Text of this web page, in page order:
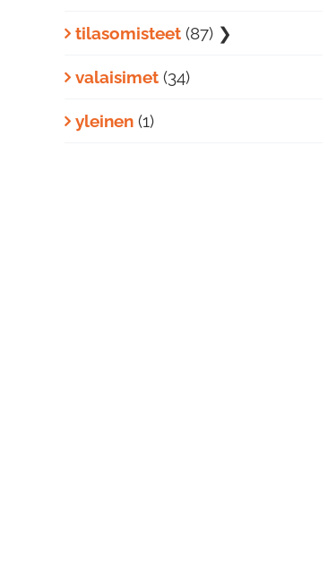
tilasomisteet (87) ❯
valaisimet (34)
yleinen (1)